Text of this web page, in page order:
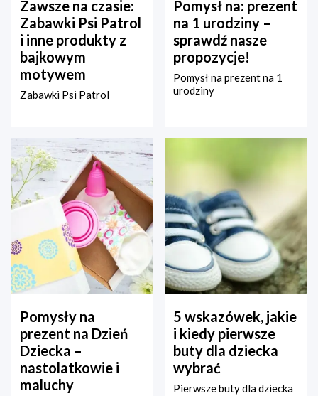
Zawsze na czasie:
Zabawki Psi Patrol
i inne produkty z
bajkowym
motywem
Zabawki Psi Patrol
Pomysł na: prezent
na 1 urodziny –
sprawdź nasze
propozycje!
Pomysł na prezent na 1
urodziny
Pomysły na
prezent na Dzień
Dziecka –
nastolatkowie i
maluchy
5 wskazówek, jakie
i kiedy pierwsze
buty dla dziecka
wybrać
Pierwsze buty dla dziecka